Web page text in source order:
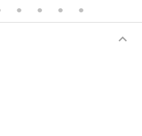
keyboard_arrow_down